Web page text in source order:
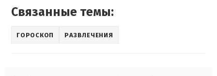
Связанные темы:
ГОРОСКОП РАЗВЛЕЧЕНИЯ